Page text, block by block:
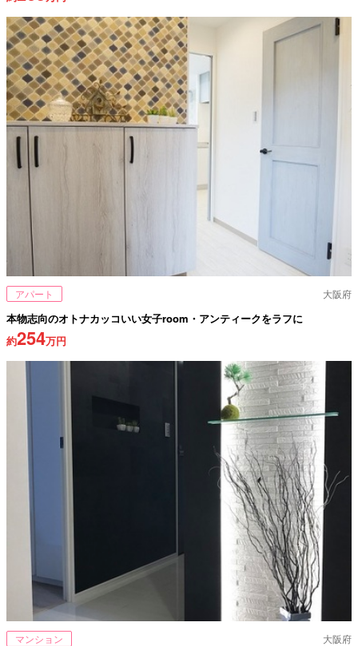
アパート 大阪府
本物志向のオトナカッコいい女子room・アンティークをラフに
約254万円
マンション 大阪府